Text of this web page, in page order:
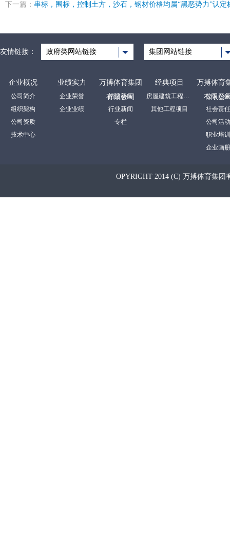
下一篇： 串标，围标，控制土方，沙石，钢材价格均属“黑恶势力”认定
友情链接： 政府类网站链接 集团网站链接
企业概况
公司简介
组织架构
公司资质
技术中心
业绩实力
企业荣誉
企业业绩
万搏体育集团
有限公司
裕达新闻
行业新闻
专栏
经典项目
房屋建筑工程项目
其他工程项目
万搏体育
有限公
公司形象
社会责任
公司活动
职业培训
企业画册
OPYRIGHT 2014 (C) 万搏体育集团